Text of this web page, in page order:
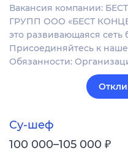
Вакансия компании:
ГРУПП ООО «БЕСТ
это развивающаяся сеть
Присоединяйтесь к
Обязанности:
Су-шеф
100 000–105 000 ₽